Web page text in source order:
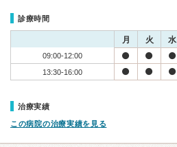
診療時間
月 火 水
09:00-12:00
13:30-16:00
治療実績
この病院の治療実績を見る